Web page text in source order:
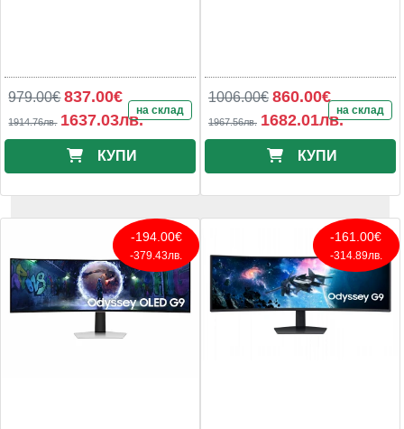
979.00€ 837.00€
1914.76лв. 1637.03лв.на склад
КУПИ
1006.00€ 860.00€
1967.56лв. 1682.01лв.на склад
КУПИ
-194.00€
-379.43лв.
-161.00€
-314.89лв.